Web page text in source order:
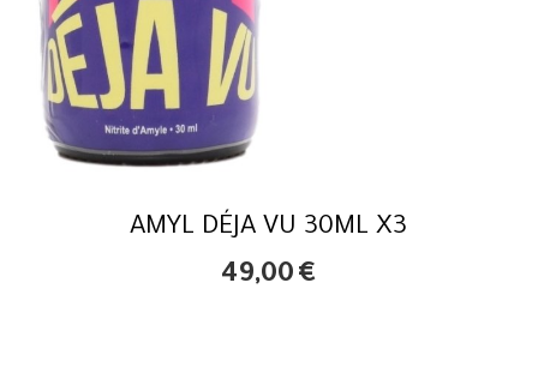
AMYL DÉJA VU 30ML X3
49,00 €